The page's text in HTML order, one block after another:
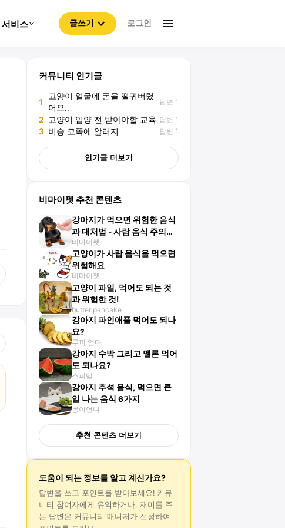
서비스 글쓰기 로그인
커뮤니티 인기글
1
고양이 얼굴에 폰을 떨궈버렸
어요..
답변 1
2 고양이 입양 전 받아야할 교육 답변 1
3 비숑 코쪽에 알러지 답변 1
인기글 더보기
비마이펫 추천 콘텐츠
강아지가 먹으면 위험한 음식
과 대처법 - 사람 음식 주의사
항까지!
비마이펫
고양이가 사람 음식을 먹으면
위험해요
비마이펫
고양이 과일, 먹어도 되는 것
과 위험한 것!
butter pancake
강아지 파인애플 먹어도 되나
요?
루피 엄마
강아지 수박 그리고 멜론 먹어
도 되나요?
스피댇
강아지 추석 음식, 먹으면 큰
일 나는 음식 6가지
몽이언니
추천 콘텐츠 더보기
도움이 되는 정보를 알고 계신가요?
답변 을 쓰고 포인트를 받아보세요! 커뮤
니티 참여자에게 유익하거나, 재미를 주
는 답변 은 커뮤니티 매니저가 선정하여